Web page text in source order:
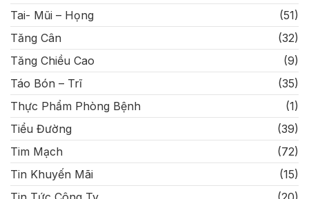
Tai- Mũi – Họng
(51)
Tăng Cân
(32)
Tăng Chiều Cao
(9)
Táo Bón – Trĩ
(35)
Thực Phẩm Phòng Bệnh
(1)
Tiểu Đường
(39)
Tim Mạch
(72)
Tin Khuyến Mãi
(15)